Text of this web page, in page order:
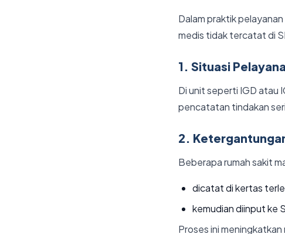
Dalam praktik
medis tidak tercatat di
1. Situasi
Di unit seperti IGD atau
pencatatan tindakan
2.
Beberapa rumah sakit
dicatat di kertas
kemudian diinput ke
Proses ini meningkatkan